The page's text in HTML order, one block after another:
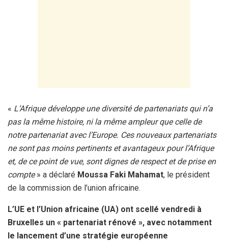
« L’Afrique développe une diversité de partenariats qui n’a
pas la même histoire, ni la même ampleur que celle de
notre partenariat avec l’Europe. Ces nouveaux partenariats
ne sont pas moins pertinents et avantageux pour l’Afrique
et, de ce point de vue, sont dignes de respect et de prise en
compte» a déclaré Moussa Faki Mahamat, le président
de la commission de l’union africaine.
L’UE et l’Union africaine (UA) ont scellé vendredi à
Bruxelles un « partenariat rénové », avec notamment
le lancement d’une stratégie européenne